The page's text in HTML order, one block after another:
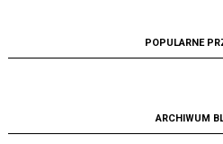
POPULARNE
ARCHIWUM